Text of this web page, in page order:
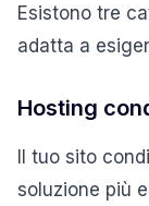
Esistono tre
adatta a
Hosting
Il tuo sito
soluzione più